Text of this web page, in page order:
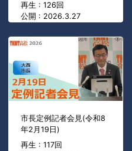
再生 : 126回
公開 : 2026.3.27
市長定例記者会見(令和8
年2月19日)
再生 : 117回